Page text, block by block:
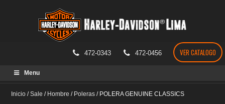
472-0343 472-0456 VER CATALOGO
Menu
Inicio /Sale / Hombre / Poleras / POLERA GENUINE CLASSICS